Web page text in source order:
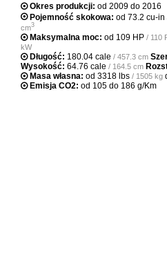
Okres produkcji: od 2009 do 2016
Pojemność skokowa: od 73.2 cu-in
cm3
Maksymalna moc: od 109 HP / 110
kW
Długość: 180.04 cale / 457.3 cm
Wysokość: 64.76 cale / 164.5 cm
Masa własna: od 3318 lbs / 1505 kg
Emisja CO2: od 105 do 186 g/Km